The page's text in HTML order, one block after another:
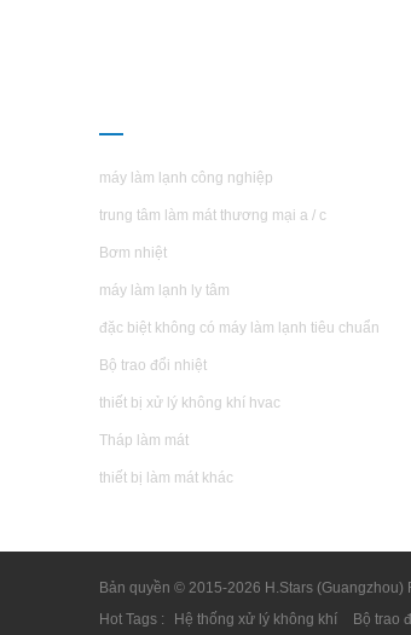
máy làm lạnh công nghiệp
trung tâm làm mát thương mại a / c
Bơm nhiệt
máy làm lạnh ly tâm
đặc biệt không có máy làm lạnh tiêu chuẩn
Bộ trao đổi nhiệt
thiết bị xử lý không khí hvac
Tháp làm mát
thiết bị làm mát khác
Bản quyền © 2015-2026 H.Stars (Guangzhou)
Hot Tags :
Hệ thống xử lý không khí Bộ trao